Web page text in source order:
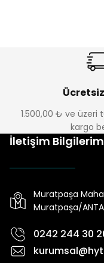
1.500,00 ₺ ve üzeri
kargo
İletişim
Muratpaşa
Muratpaşa/
0242 244 30